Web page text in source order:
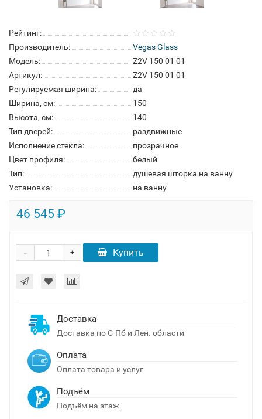
Рейтинг:
Производитель:
Vegas Glass
Модель:
Z2V 150 01 01
Артикул:
Z2V 150 01 01
Регулируемая ширина:
да
Ширина, см:
150
Высота, см:
140
Тип дверей:
раздвижные
Исполнение стекла:
прозрачное
Цвет профиля:
белый
Тип:
душевая шторка на ванну
Установка:
на ванну
46 545 ₽
+
- Купить
Доставка
Доставка по С-Пб и Лен. области
Оплата
Оплата товара и услуг
Подъём
Подъём на этаж